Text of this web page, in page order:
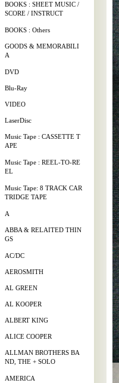
BOOKS : SHEET MUSIC /
SCORE / INSTRUCT
BOOKS : Others
GOODS & MEMORABILI
A
DVD
Blu-Ray
VIDEO
LaserDisc
Music Tape : CASSETTE T
APE
Music Tape : REEL-TO-RE
EL
Music Tape: 8 TRACK CAR
TRIDGE TAPE
A
ABBA & RELAITED THIN
GS
AC/DC
AEROSMITH
AL GREEN
AL KOOPER
ALBERT KING
ALICE COOPER
ALLMAN BROTHERS BA
ND, THE + SOLO
AMERICA